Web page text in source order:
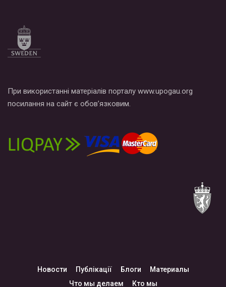
При використанні матеріалів порталу www.upogau.org
посилання на сайт є обов’язковим.
Новости Публікації Блоги
Материалы
Что мы делаем
Кто мы